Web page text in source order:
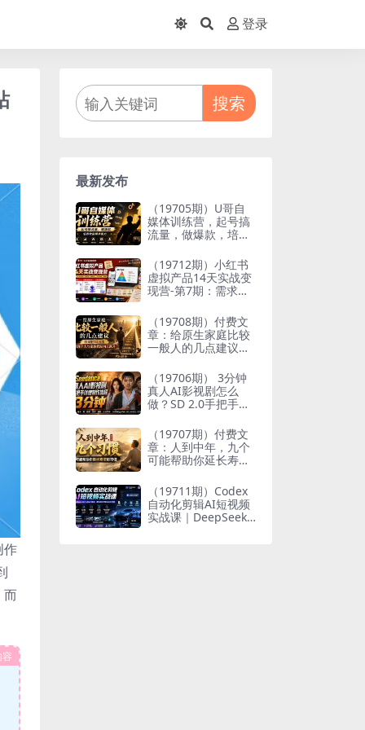
登录
作
而
搜索
最新发布
（19705期）U哥自
媒体训练营，起号搞
流量，做爆款，培养
（19712期）小红书
虚拟产品14天实战变
现营-第7期：需求挖
品矩阵×内容笔记×一
人公司进阶×全链路
（19708期）付费文
章：给原生家庭比较
一般人的几点建议，
个人与家族代际向上
跃升
（19706期） 3分钟
真人AI影视剧怎么
做？SD 2.0手把手完
eld 14天SD 2.0/2.5
无限生成
（19707期）付费文
章：人到中年，九个
可能帮助你延长寿命
（19711期）Codex
自动化剪辑AI短视频
实战课｜DeepSeek